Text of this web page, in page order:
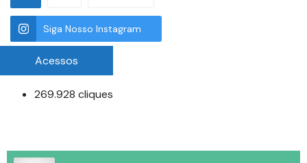
Siga Nosso Instagram
Acessos
269.928 cliques